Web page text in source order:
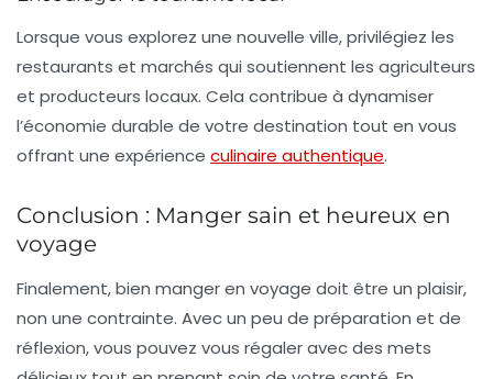
Lorsque vous explorez une nouvelle ville, privilégiez les
restaurants et marchés qui soutiennent les agriculteurs
et producteurs locaux. Cela contribue à dynamiser
l’économie durable de votre destination tout en vous
offrant une expérience culinaire authentique.
Conclusion : Manger sain et heureux en
voyage
Finalement, bien manger en voyage doit être un plaisir,
non une contrainte. Avec un peu de préparation et de
réflexion, vous pouvez vous régaler avec des mets